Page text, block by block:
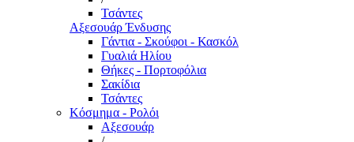
Τσάντες
Αξεσουάρ Ένδυσης
Γάντια - Σκούφοι - Κασκόλ
Γυαλιά Ηλίου
Θήκες - Πορτοφόλια
Σακίδια
Τσάντες
Κόσμημα - Ρολόι
Αξεσουάρ